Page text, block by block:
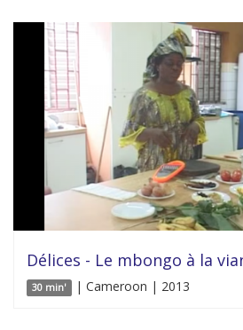
Délices - Le mbongo à la
30 min' | Cameroon | 2013